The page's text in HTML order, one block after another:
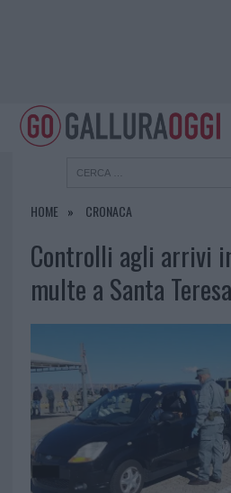
HOME CRONACA
Controlli agli arrivi
multe a Santa